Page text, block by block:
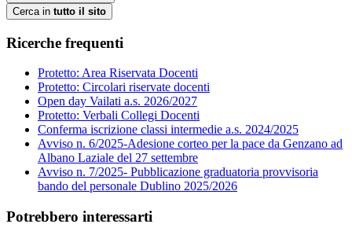
Cerca in tutto il sito
Ricerche frequenti
Protetto: Area Riservata Docenti
Protetto: Circolari riservate docenti
Open day Vailati a.s. 2026/2027
Protetto: Verbali Collegi Docenti
Conferma iscrizione classi intermedie a.s. 2024/2025
Avviso n. 6/2025-Adesione corteo per la pace da Genzano ad
Albano Laziale del 27 settembre
Avviso n. 7/2025- Pubblicazione graduatoria provvisoria
bando del personale Dublino 2025/2026
Potrebbero interessarti